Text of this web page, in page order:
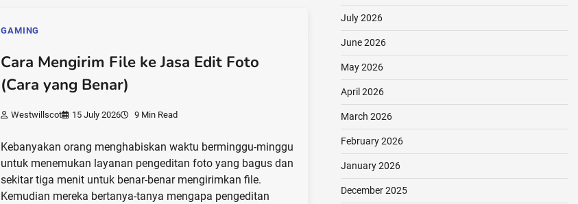
GAMING
Cara Mengirim File ke Jasa Edit Foto
(Cara yang Benar)
Westwillscot 15 July 2026 9 Min Read
Kebanyakan orang menghabiskan waktu berminggu-minggu
untuk menemukan layanan pengeditan foto yang bagus dan
sekitar tiga menit untuk benar-benar mengirimkan file.
Kemudian mereka bertanya-tanya mengapa pengeditan
July 2026
June 2026
May 2026
April 2026
March 2026
February 2026
January 2026
December 2025